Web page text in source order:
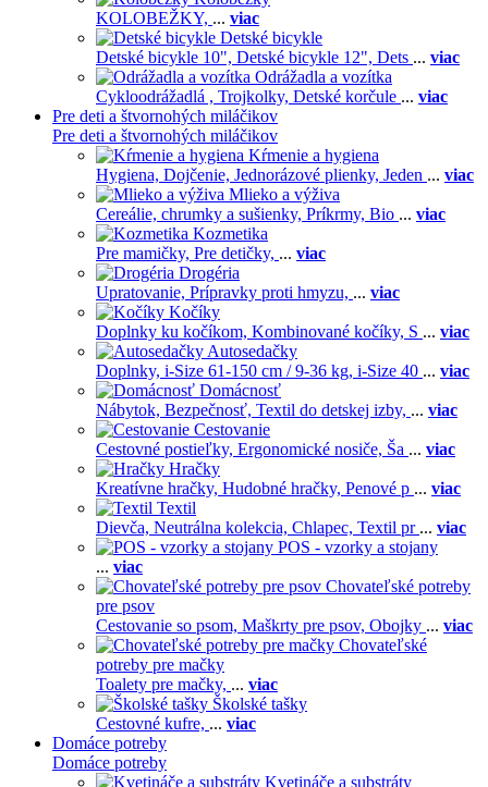
KOLOBEŽKY, ... viac
Detské bicykle
Detské bicykle 10", Detské bicykle 12", Dets ... viac
Odrážadla a vozítka
Cykloodrážadlá , Trojkolky, Detské korčule ... viac
Pre deti a štvornohých miláčikov
Pre deti a štvornohých miláčikov
Kŕmenie a hygiena
Hygiena, Dojčenie, Jednorázové plienky, Jeden ... viac
Mlieko a výživa
Cereálie, chrumky a sušienky, Príkrmy, Bio ... viac
Kozmetika
Pre mamičky, Pre detičky, ... viac
Drogéria
Upratovanie, Prípravky proti hmyzu, ... viac
Kočíky
Doplnky ku kočíkom, Kombinované kočíky, S ... viac
Autosedačky
Doplnky, i-Size 61-150 cm / 9-36 kg, i-Size 40 ... viac
Domácnosť
Nábytok, Bezpečnosť, Textil do detskej izby, ... viac
Cestovanie
Cestovné postieľky, Ergonomické nosiče, Ša ... viac
Hračky
Kreatívne hračky, Hudobné hračky, Penové p ... viac
Textil
Dievča, Neutrálna kolekcia, Chlapec, Textil pr ... viac
POS - vzorky a stojany
... viac
Chovateľské potreby
pre psov
Cestovanie so psom, Maškrty pre psov, Obojky ... viac
Chovateľské
potreby pre mačky
Toalety pre mačky, ... viac
Školské tašky
Cestovné kufre, ... viac
Domáce potreby
Domáce potreby
Kvetináče a substráty